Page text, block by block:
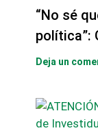
“No sé
política”:
Deja un